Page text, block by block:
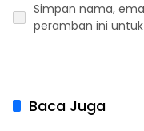
Simpan nama,
peramban ini
Baca Juga